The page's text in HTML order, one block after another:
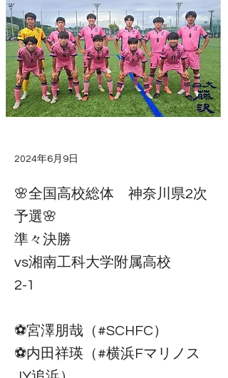
2024年6月9日
🌸全国高校総体 神奈川県2次
予選🌸
準々決勝
vs湘南工科大学附属高校
2-1
⚽️宮澤朋哉（#SCHFC）
⚽️内田祥瑛（#横浜Fマリノス